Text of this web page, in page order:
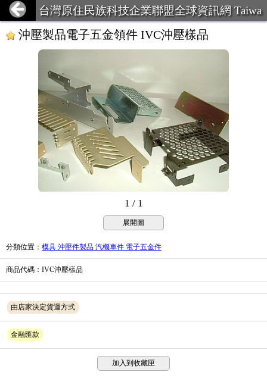
台灣原住民族科技企業聯盟全球資訊網 Taiwa
n Aboriginal Technology Ent
沖壓製品電子五金領件 IVC沖壓樣品
1 / 1
展開圖
分類位置 ： 模具 沖壓件製品 汽機車件 電子五金件
商品代碼 ：IVC沖壓樣品
由店家決定貨運方式
金融匯款
加入到收藏匣